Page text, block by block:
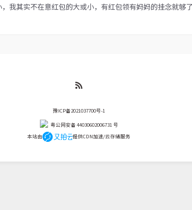
我其实不在意红包的大或小，有红包领有妈妈的挂念就够
豫ICP备2021037700号-1
粤公网安备 44030602006731 号
本站由
提供CDN加速/云存储服务